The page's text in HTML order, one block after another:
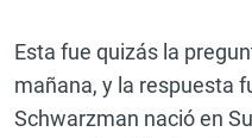
Esta fue quizás la
mañana, y la respuesta
Schwarzman nació en